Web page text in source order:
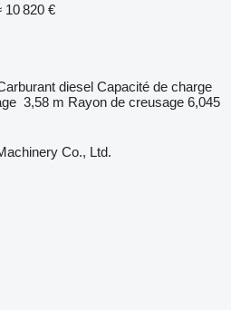
10 820 €
diesel Capacité de charge
3,58 m Rayon de creusage 6,045
Co., Ltd.